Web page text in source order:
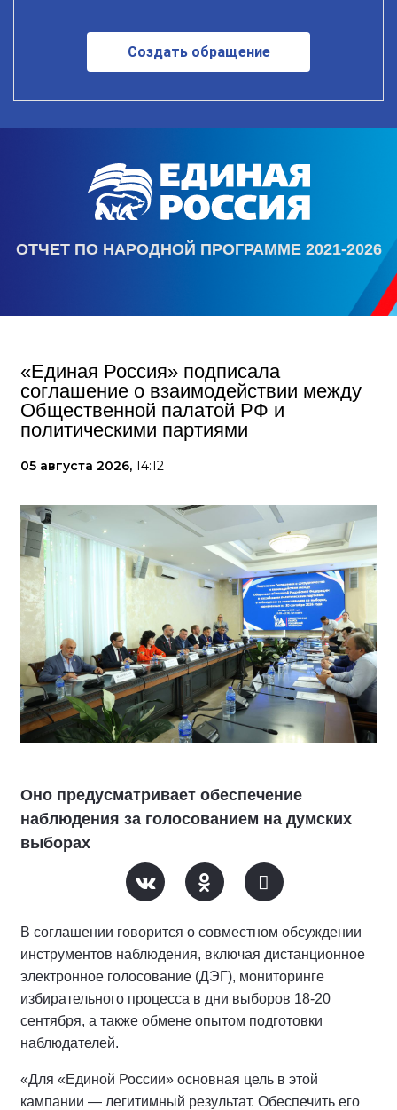
Создать обращение
ОТЧЕТ ПО НАРОДНОЙ ПРОГРАММЕ 2021-2026
«Единая Россия» подписала
соглашение о взаимодействии между
Общественной палатой РФ и
политическими партиями
05 августа 2026, 14:12
Оно предусматривает обеспечение
наблюдения за голосованием на думских
выборах
В соглашении говорится о совместном обсуждении
инструментов наблюдения, включая дистанционное
электронное голосование (ДЭГ), мониторинге
избирательного процесса в дни выборов 18-20
сентября, а также обмене опытом подготовки
наблюдателей.
«Для «Единой России» основная цель в этой
кампании — легитимный результат. Обеспечить его